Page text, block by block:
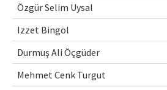
Özgür Selim Uysal
Izzet Bingöl
Durmuş Ali Öçgüder
Mehmet Cenk Turgut